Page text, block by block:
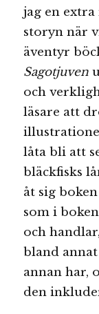
jag en
storyn när
äventyr
Sagotjuven
och
läsare att
låta bli att
bläckfisks
åt sig
som i
och
bland
annan har,
den